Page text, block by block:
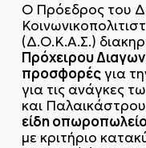
Ο Πρόεδρος του
(Δ.Ο.Κ.Α.Σ.)
Πρόχειρου
προσφορέςγια
για τις ανάγκες
και
είδη
με κριτήριο